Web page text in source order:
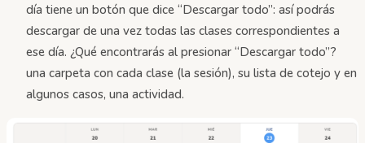
día tiene un botón que dice “Descargar todo”: así podrás
descargar de una vez todas las clases correspondientes a
ese día. ¿Qué encontrarás al presionar “Descargar todo”?
una carpeta con cada clase (la sesión), su lista de cotejo y en
algunos casos, una actividad.